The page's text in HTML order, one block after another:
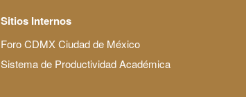
Sitios Internos
Foro CDMX Ciudad de México
Sistema de Productividad Académica